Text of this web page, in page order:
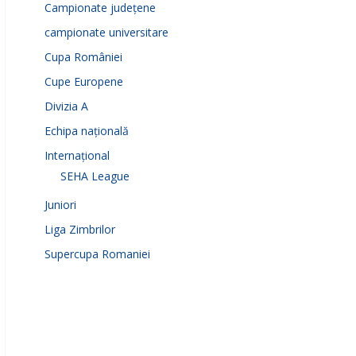
Campionate județene
campionate universitare
Cupa României
Cupe Europene
Divizia A
Echipa națională
Internațional
SEHA League
Juniori
Liga Zimbrilor
Supercupa Romaniei